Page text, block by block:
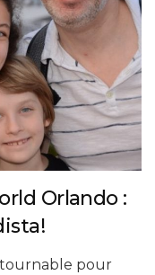
Orlando :
pour